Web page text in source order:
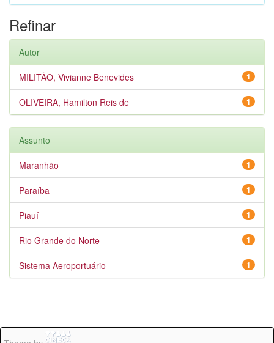
Refinar
Autor
1
MILITÃO, Vivianne Benevides
1
OLIVEIRA, Hamilton Reis de
Assunto
1
Maranhão
1
Paraíba
1
Piauí
1
Rio Grande do Norte
1
Sistema Aeroportuário